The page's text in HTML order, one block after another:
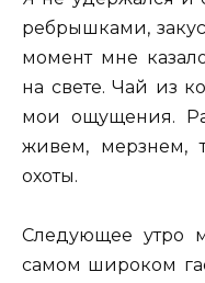
ребрышками,
момент мне
на свете. Чай из
мои ощущения.
живем, мерзнем,
охоты.
Следующее утро
самом широком